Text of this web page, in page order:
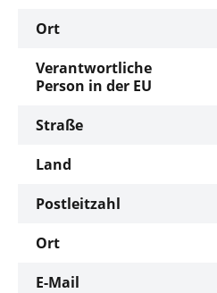
Ort
Verantwortliche
Person in der EU
Straße
Land
Postleitzahl
Ort
E-Mail